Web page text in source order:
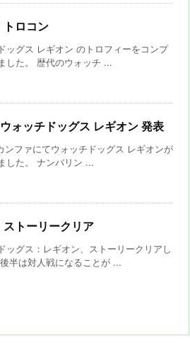
ロコン
ッグス レギオン のトロフィーをコンプ
した。 歴代のウォッチ ...
ォッチドッグス レギオン 発表
ンファにてウォッチドッグス レギオンが
した。 ナンバリン ...
トーリークリア
ッグス：レギオン、ストーリークリアし
半は対人戦になることが ...